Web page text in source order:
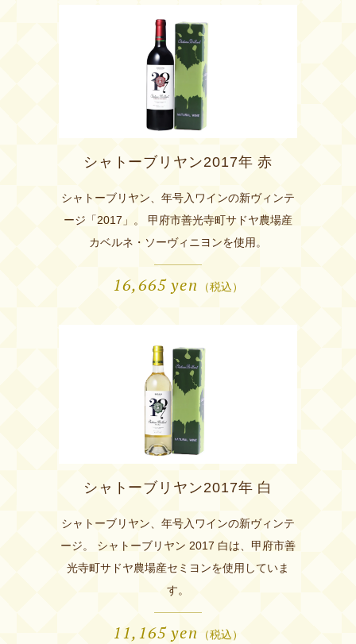
シャトーブリヤン2017年 赤
シャトーブリヤン、年号入ワインの新ヴィンテ
ージ「2017」。 甲府市善光寺町サドヤ農場産
カベルネ・ソーヴィニヨンを使用。
16,665yen （税込）
シャトーブリヤン2017年 白
シャトーブリヤン、年号入ワインの新ヴィンテ
ージ。 シャトーブリヤン 2017 白は、甲府市善
光寺町サドヤ農場産セミヨンを使用していま
す。
11,165yen （税込）